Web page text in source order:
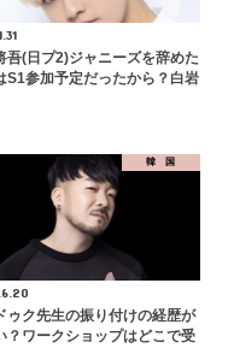
吾(日プ2)ジャニーズを辞めた
S1参加予定だったから？白岩
韓 国
ゥク先生の振り付けの経歴が
？ワークショップはどこで受